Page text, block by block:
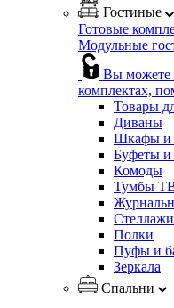
Гостиные
Готовые
Модульные
Вы можете
комплектах,
Товары
Диваны
Шкафы и
Буфеты
Комоды
Тумбы
Полки
Пуфы и
Зеркала
Спальни